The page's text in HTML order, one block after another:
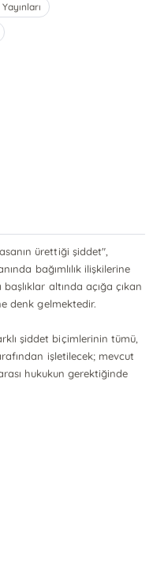
ürettiği şiddet",
bağımlılık ilişkilerine
altında açığa çıkan
denk gelmektedir.
şiddet biçimlerinin tümü,
işletilecek; mevcut
hukukun gerektiğinde